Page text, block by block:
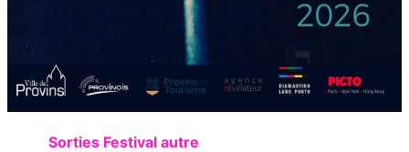
Sorties Festival autre